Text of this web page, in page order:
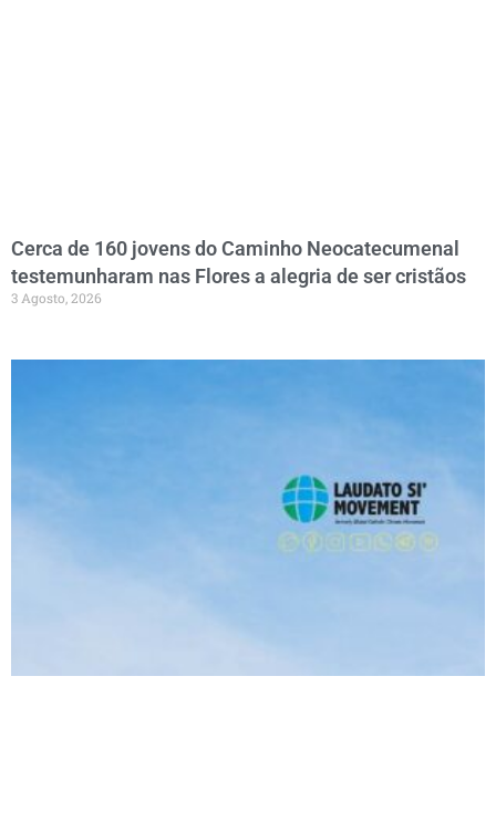
Cerca de 160 jovens do Caminho Neocatecumenal
testemunharam nas Flores a alegria de ser cristãos
3 Agosto, 2026